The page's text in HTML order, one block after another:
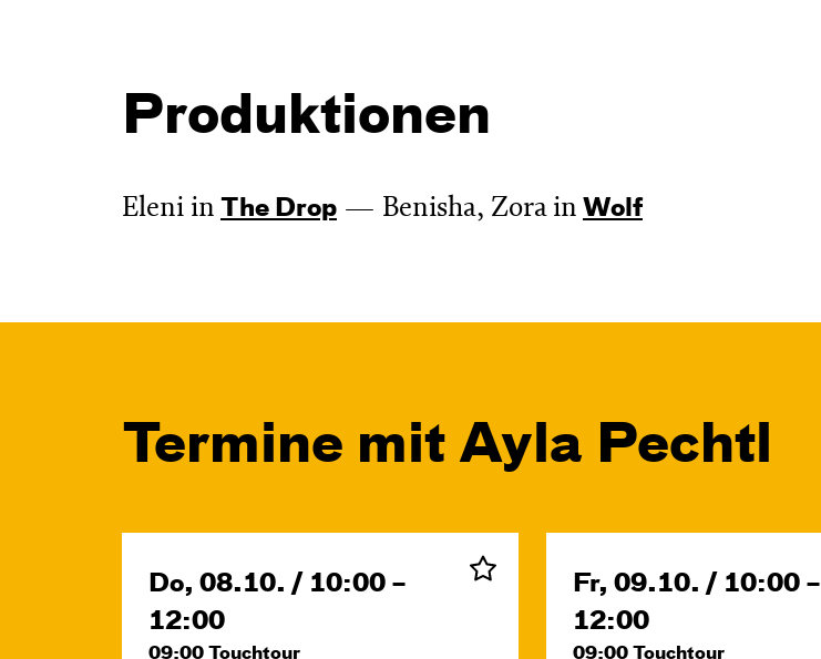
Produktionen
Eleni in The Drop Benisha, Zora in Wolf
Termine mit Ayla Pechtl
Do, 08.10. / 10:00 –
12:00
09:00 Touchtour
Fr, 09.10. / 10:00 –
12:00
09:00 Touchtour